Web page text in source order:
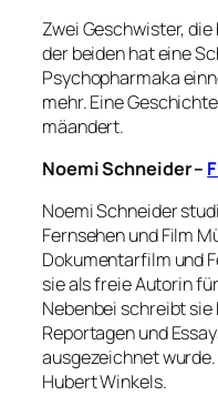
Zwei Geschwister,
der beiden hat eine
Psychopharmaka
mehr. Eine
mäandert.
Noemi Schneider –
Noemi Schneider
Fernsehen und Film
Dokumentarfilm und
sie als freie Autorin
Nebenbei schreibt
Reportagen und
ausgezeichnet
Hubert Winkels.